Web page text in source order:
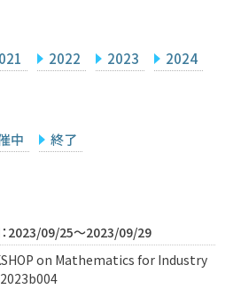
委員専用
アクセス・お問合せ
2022 2023 2024
中 終了
2023/09/25～2023/09/29
on Mathematics for Industry